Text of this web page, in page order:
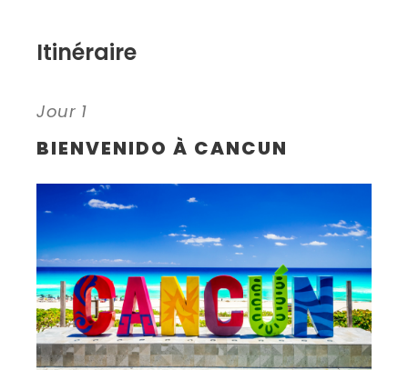
Itinéraire
Jour 1
BIENVENIDO À CANCUN